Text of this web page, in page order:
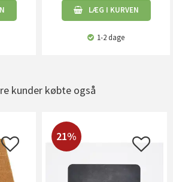
LÆG I KURVEN
1-2 dage
kunder købte også
21%